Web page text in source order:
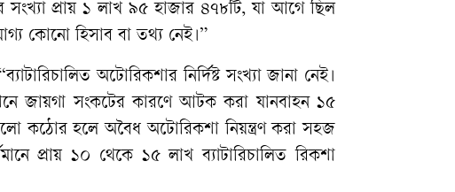
সংখ্যা প্রায় ১ লাখ ৯৫ হাজার ৪৭৮টি, যা আগে ছিল
কোনো হিসাব বা তথ্য নেই।”
অটোরিকশার নির্দিষ্ট সংখ্যা জানা নেই।
জায়গা সংকটের কারণে আটক করা যানবাহন ১৫
কঠোর হলে অবৈধ অটোরিকশা নিয়ন্ত্রণ করা সহজ
প্রায় ১০ থেকে ১৫ লাখ ব্যাটারিচালিত রিকশা